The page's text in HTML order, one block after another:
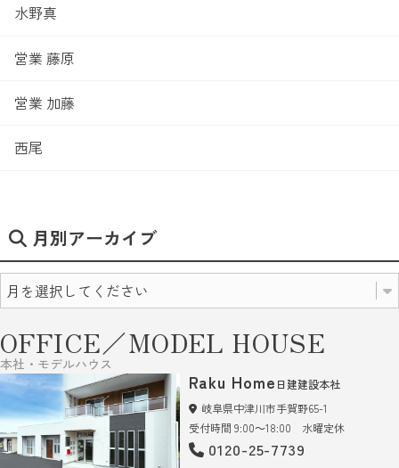
水野真
営業 藤原
営業 加藤
西尾
月別アーカイブ
OFFICE／MODEL HOUSE
本社・モデルハウス
Raku Home 日建建設本社
岐阜県中津川市手賀野65-1
受付時間 9:00～18:00 水曜定休
0120-25-7739